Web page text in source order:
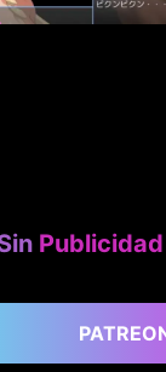
Publicidad